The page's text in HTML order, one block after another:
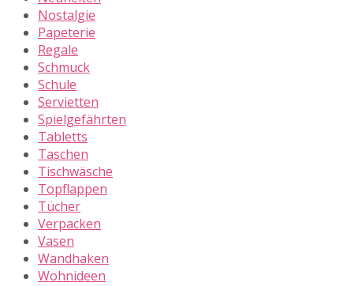
Nostalgie
Papeterie
Regale
Schmuck
Schule
Servietten
Spielgefährten
Tabletts
Taschen
Tischwäsche
Topflappen
Tücher
Verpacken
Vasen
Wandhaken
Wohnideen